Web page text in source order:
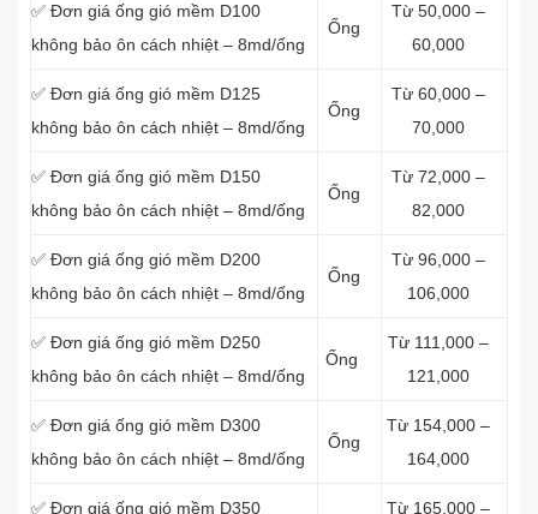
✅ Đơn giá ống gió mềm D100
không bảo ôn cách nhiệt – 8md/ống
Ống
Từ 50,000 –
60,000
✅ Đơn giá ống gió mềm D125
không bảo ôn cách nhiệt – 8md/ống
Ống
Từ 60,000 –
70,000
✅ Đơn giá ống gió mềm D150
không bảo ôn cách nhiệt – 8md/ống
Ống
Từ 72,000 –
82,000
✅ Đơn giá ống gió mềm D200
không bảo ôn cách nhiệt – 8md/ống
Ống
Từ 96,000 –
106,000
✅ Đơn giá ống gió mềm D250
không bảo ôn cách nhiệt – 8md/ống
Ống
Từ 111,000 –
121,000
✅ Đơn giá ống gió mềm D300
không bảo ôn cách nhiệt – 8md/ống
Ống
Từ 154,000 –
164,000
✅ Đơn giá ống gió mềm D350 Từ 165,000 –